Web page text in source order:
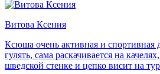
Витова Ксения
Ксюша очень активная и спортивная
гулять, сама раскачивается на
шведской стенке и цепко висит на